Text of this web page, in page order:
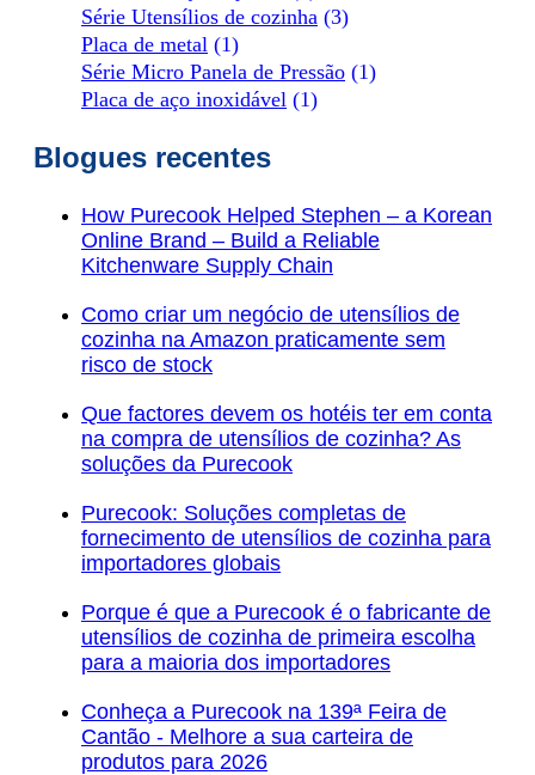
Série Utensílios de cozinha (3)
Placa de metal (1)
Série Micro Panela de Pressão (1)
Placa de aço inoxidável (1)
Blogues recentes
How Purecook Helped Stephen – a Korean
Online Brand – Build a Reliable
Kitchenware Supply Chain
Como criar um negócio de utensílios de
cozinha na Amazon praticamente sem
risco de stock
Que factores devem os hotéis ter em conta
na compra de utensílios de cozinha? As
soluções da Purecook
Purecook: Soluções completas de
fornecimento de utensílios de cozinha para
importadores globais
Porque é que a Purecook é o fabricante de
utensílios de cozinha de primeira escolha
para a maioria dos importadores
Conheça a Purecook na 139ª Feira de
Cantão - Melhore a sua carteira de
produtos para 2026